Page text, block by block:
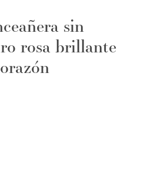
sin
rosa brillante